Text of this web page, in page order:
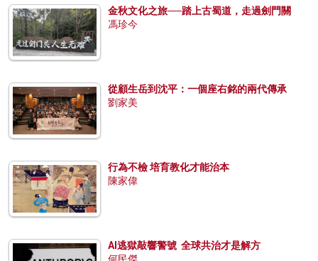
金秋文化之旅──踏上古蜀道，走過劍門關
馮珍今
從顧生岳到沈平：一個座右銘的兩代傳承
劉家美
行為不檢 培育教化才能治本
陳家偉
AI逃獄敲響警號 全球共治才是解方